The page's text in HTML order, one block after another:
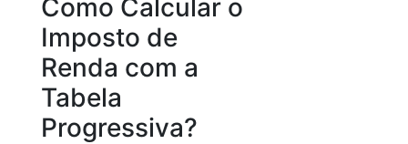
Como Calcular o
Imposto de
Renda com a
Tabela
Progressiva?